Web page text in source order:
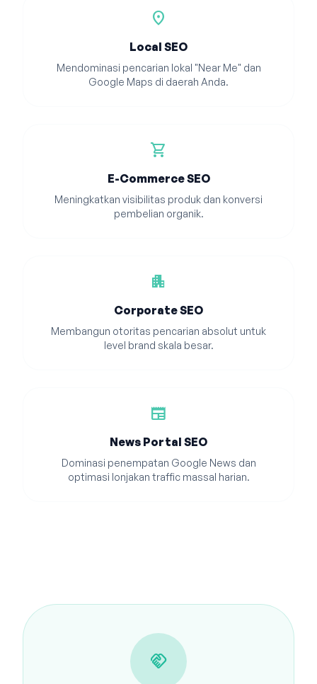
location_on
Local SEO
Mendominasi pencarian lokal "Near Me" dan
Google Maps di daerah Anda.
shopping_cart
E-Commerce SEO
Meningkatkan visibilitas produk dan konversi
pembelian organik.
apartment
Corporate SEO
Membangun otoritas pencarian absolut untuk
level brand skala besar.
newspaper
News Portal SEO
Dominasi penempatan Google News dan
optimasi lonjakan traffic massal harian.
handshake